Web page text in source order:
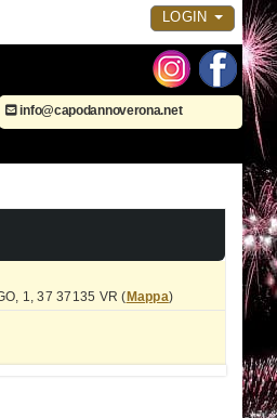
LOGIN
info@capodannoverona.net
1, 37 37135 VR ( Mappa)